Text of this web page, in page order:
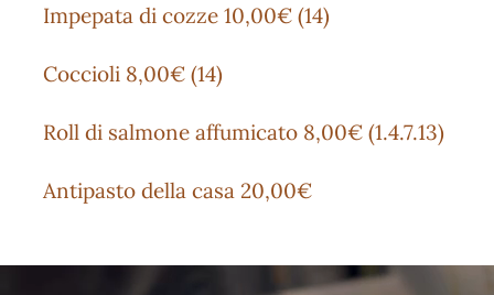
Impepata di cozze 10,00€ (14)
Coccioli 8,00€ (14)
Roll di salmone affumicato 8,00€ (1.4.7.13)
Antipasto della casa 20,00€